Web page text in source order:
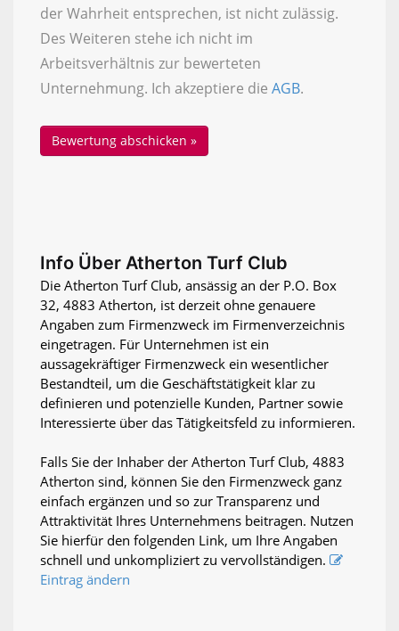
der Wahrheit entsprechen, ist nicht zulässig.
Des Weiteren stehe ich nicht im
Arbeitsverhältnis zur bewerteten
Unternehmung. Ich akzeptiere die AGB.
Info Über Atherton Turf Club
Die Atherton Turf Club, ansässig an der P.O. Box
32, 4883 Atherton, ist derzeit ohne genauere
Angaben zum Firmenzweck im Firmenverzeichnis
eingetragen. Für Unternehmen ist ein
aussagekräftiger Firmenzweck ein wesentlicher
Bestandteil, um die Geschäftstätigkeit klar zu
definieren und potenzielle Kunden, Partner sowie
Interessierte über das Tätigkeitsfeld zu informieren.
Falls Sie der Inhaber der Atherton Turf Club, 4883
Atherton sind, können Sie den Firmenzweck ganz
einfach ergänzen und so zur Transparenz und
Attraktivität Ihres Unternehmens beitragen. Nutzen
Sie hierfür den folgenden Link, um Ihre Angaben
schnell und unkompliziert zu vervollständigen.
Eintrag ändern